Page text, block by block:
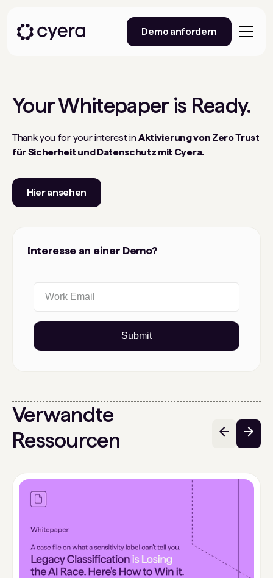
Demo anfordern
YourWhitepaperis Ready.
Thank you for your interest inAktivierung von Zero Trust
für Sicherheit und Datenschutz mit Cyera.
Hier ansehen
Interesse an einer Demo?
Submit
Verwandte
Ressourcen